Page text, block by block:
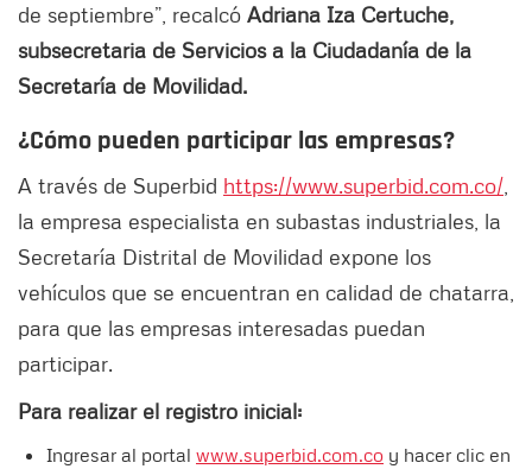
de septiembre”, recalcó Adriana Iza Certuche,
subsecretaria de Servicios a la Ciudadanía de la
Secretaría de Movilidad.
¿Cómo pueden participar las empresas?
A través de Superbid https://www.superbid.com.co/
la empresa especialista en subastas industriales, la
Secretaría Distrital de Movilidad expone los
vehículos que se encuentran en calidad de chatarra,
para que las empresas interesadas puedan
participar.
Para realizar el registro inicial:
Ingresar al portal www.superbid.com.co y hacer clic en